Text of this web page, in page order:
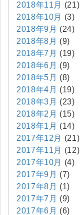
2018年11月
(21)
2018年10月
(3)
2018年9月 (24)
2018年8月 (9)
2018年7月 (19)
2018年6月 (9)
2018年5月 (8)
2018年4月 (19)
2018年3月 (23)
2018年2月 (15)
2018年1月 (14)
2017年12月
(21)
2017年11月
(12)
2017年10月
(4)
2017年9月 (7)
2017年8月 (1)
2017年7月 (9)
2017年6月 (6)